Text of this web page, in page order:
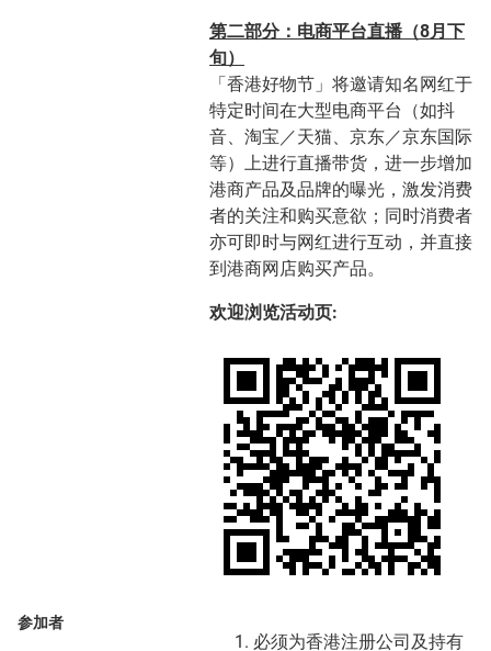
第二部分：电商平台直播（8月下
旬）
「香港好物节」将邀请知名网红于
特定时间在大型电商平台（如抖
音、淘宝／天猫、京东／京东国际
等）上进行直播带货，进一步增加
港商产品及品牌的曝光，激发消费
者的关注和购买意欲；同时消费者
亦可即时与网红进行互动，并直接
到港商网店购买产品。
欢迎浏览活动页:
参加者
必须为香港注册公司及持有